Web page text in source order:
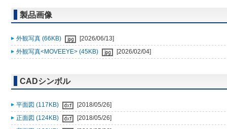
製品画像
外観写真 (66KB)
[2026/06/13]
外観写真<MOVEEYE> (45KB)
[2026/02/04]
CADシンボル
平面図 (117KB)
[2018/05/26]
正面図 (124KB)
[2018/05/26]